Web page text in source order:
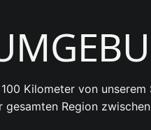
Kilometer von
Region